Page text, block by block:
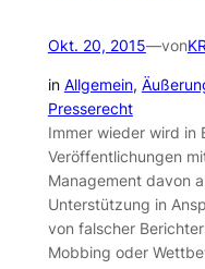
Okt. 20, 2015—von
in Allgemein,
Presserecht
Immer wieder wird in
Veröffentlichungen
Management davon
Unterstützung in
von falscher
Mobbing oder